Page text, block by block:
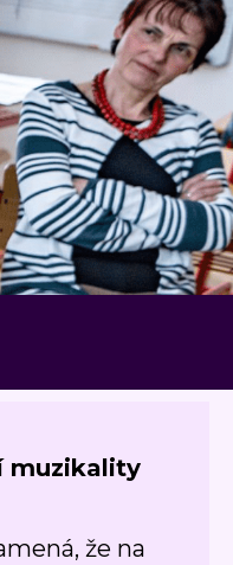
muzikality
že na